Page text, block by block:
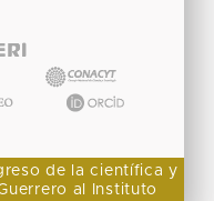
de la científica y
al Instituto